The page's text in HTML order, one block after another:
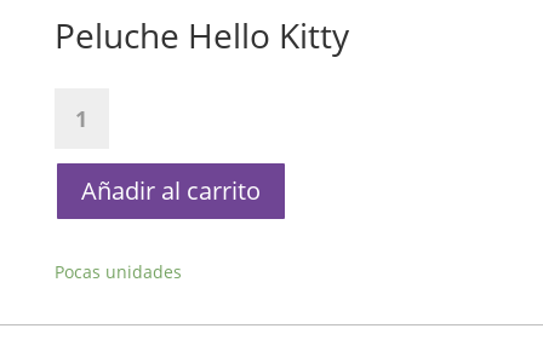
Peluche Hello Kitty
Hello
cantidad
Añadir al carrito
Pocas unidades